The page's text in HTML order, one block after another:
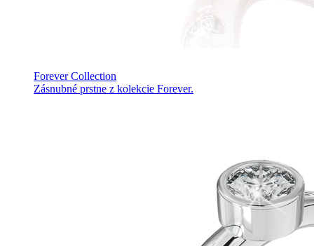
Forever Collection
Zásnubné prstne z kolekcie Forever.